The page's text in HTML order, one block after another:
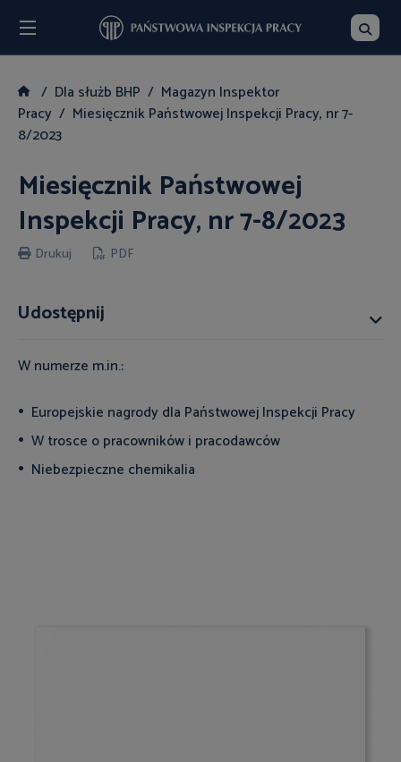
Dla służb BHP
Magazyn Inspektor
Pracy
Miesięcznik Państwowej Inspekcji Pracy, nr 7-
8/2023
Miesięcznik Państwowej
Inspekcji Pracy, nr 7-8/2023
Drukuj PDF
W numerze m.in.:
Europejskie nagrody dla Państwowej Inspekcji Pracy
W trosce o pracowników i pracodawców
Niebezpieczne chemikalia
Udostępnij
Szukaj